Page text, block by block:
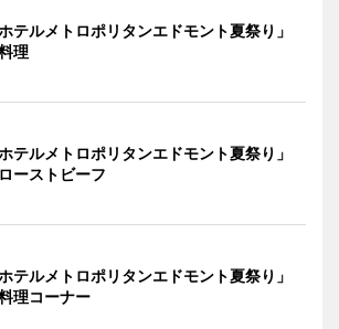
ホテルメトロポリタンエドモント夏祭り」
理
ホテルメトロポリタンエドモント夏祭り」
ーストビーフ
ホテルメトロポリタンエドモント夏祭り」
理コーナー